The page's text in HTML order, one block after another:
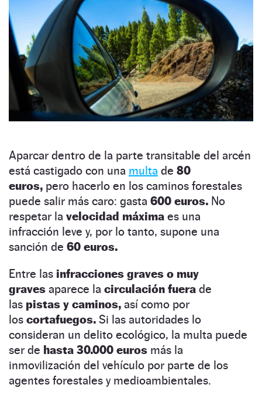
Aparcar dentro de la parte transitable del arcén
está castigado con una multa de 80
euros, pero hacerlo en los caminos forestales
puede salir más caro: gasta 600 euros. No
respetar la velocidad máxima es una
infracción leve y, por lo tanto, supone una
sanción de 60 euros.
Entre las infracciones graves o muy
graves aparece la circulación fuera de
las pistas y caminos, así como por
los cortafuegos. Si las autoridades lo
consideran un delito ecológico, la multa puede
ser de hasta 30.000 euros más la
inmovilización del vehículo por parte de los
agentes forestales y medioambientales.